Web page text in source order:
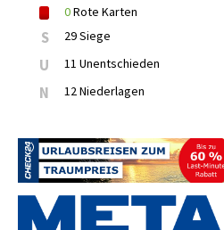
0Rote Karten
S 29 Siege
U 11 Unentschieden
N 12 Niederlagen